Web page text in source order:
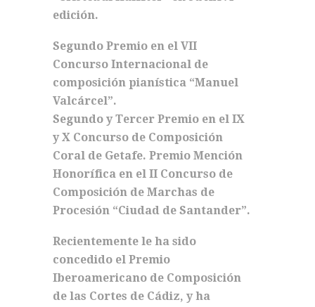
edición.
Segundo Premio en el VII
Concurso Internacional de
composición pianística “Manuel
Valcárcel”.
Segundo y Tercer Premio en el IX
y X Concurso de Composición
Coral de Getafe. Premio Mención
Honorífica en el II Concurso de
Composición de Marchas de
Procesión “Ciudad de Santander”.
Recientemente le ha sido
concedido el Premio
Iberoamericano de Composición
de las Cortes de Cádiz, y ha